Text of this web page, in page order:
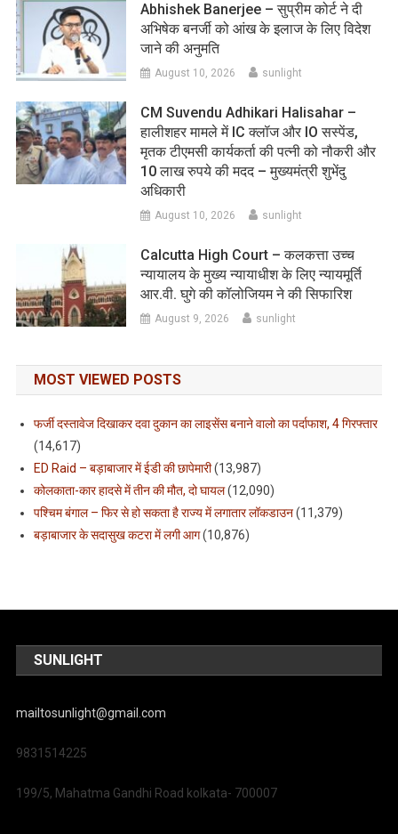
Abhishek Banerjee – सुप्रीम कोर्ट ने दी
अभिषेक बनर्जी को आंख के इलाज के लिए विदेश
जाने की अनुमति
August 10, 2026 sunlight
CM Suvendu Adhikari Halisahar –
हालीशहर मामले में IC क्लॉज और IO सस्पेंड,
मृतक टीएमसी कार्यकर्ता की पत्नी को नौकरी और
10 लाख रुपये की मदद – मुख्यमंत्री शुभेंदु
अधिकारी
August 10, 2026 sunlight
Calcutta High Court – कलकत्ता उच्च
न्यायालय के मुख्य न्यायाधीश के लिए न्यायमूर्ति
आर.वी. घुगे की कॉलोजियम ने की सिफारिश
August 9, 2026 sunlight
MOST VIEWED POSTS
फर्जी दस्तावेज दिखाकर दवा दुकान का लाइसेंस बनाने वालो का पर्दाफाश, 4 गिरफ्तार
(14,617)
ED Raid – बड़ाबाजार में ईडी की छापेमारी(13,987)
कोलकाता-कार हादसे में तीन की मौत, दो घायल(12,090)
पश्चिम बंगाल – फिर से हो सकता है राज्य में लगातार लॉकडाउन(11,379)
बड़ाबाजार के सदासुख कटरा में लगी आग(10,876)
SUNLIGHT
mailtosunlight@gmail.com
9831514225
199/5, Mahatma Gandhi Road kolkata- 700007